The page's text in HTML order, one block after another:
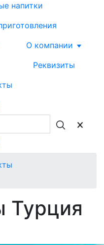
напитки
О компании
Реквизиты
Турция